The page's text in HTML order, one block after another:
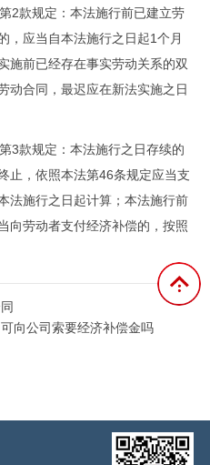
款规定：本法施行前已建立劳
，应当自本法施行之日起1个月
施前已经存在事实劳动关系的双
动合同，最迟应在新法实施之日
款规定：本法施行之日存续的
止，依照本法第46条规定应当支
法施行之日起计算；本法施行前
向劳动者支付经济补偿的，按照
向公司索要经济补偿金吗